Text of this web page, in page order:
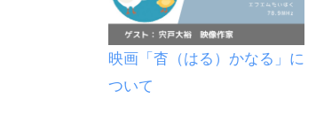
映画「杳（はる）かなる」に
ついて